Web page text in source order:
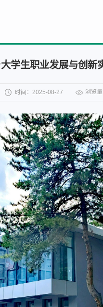
学生职业发展与创新
时间：2025-08-27 浏览量